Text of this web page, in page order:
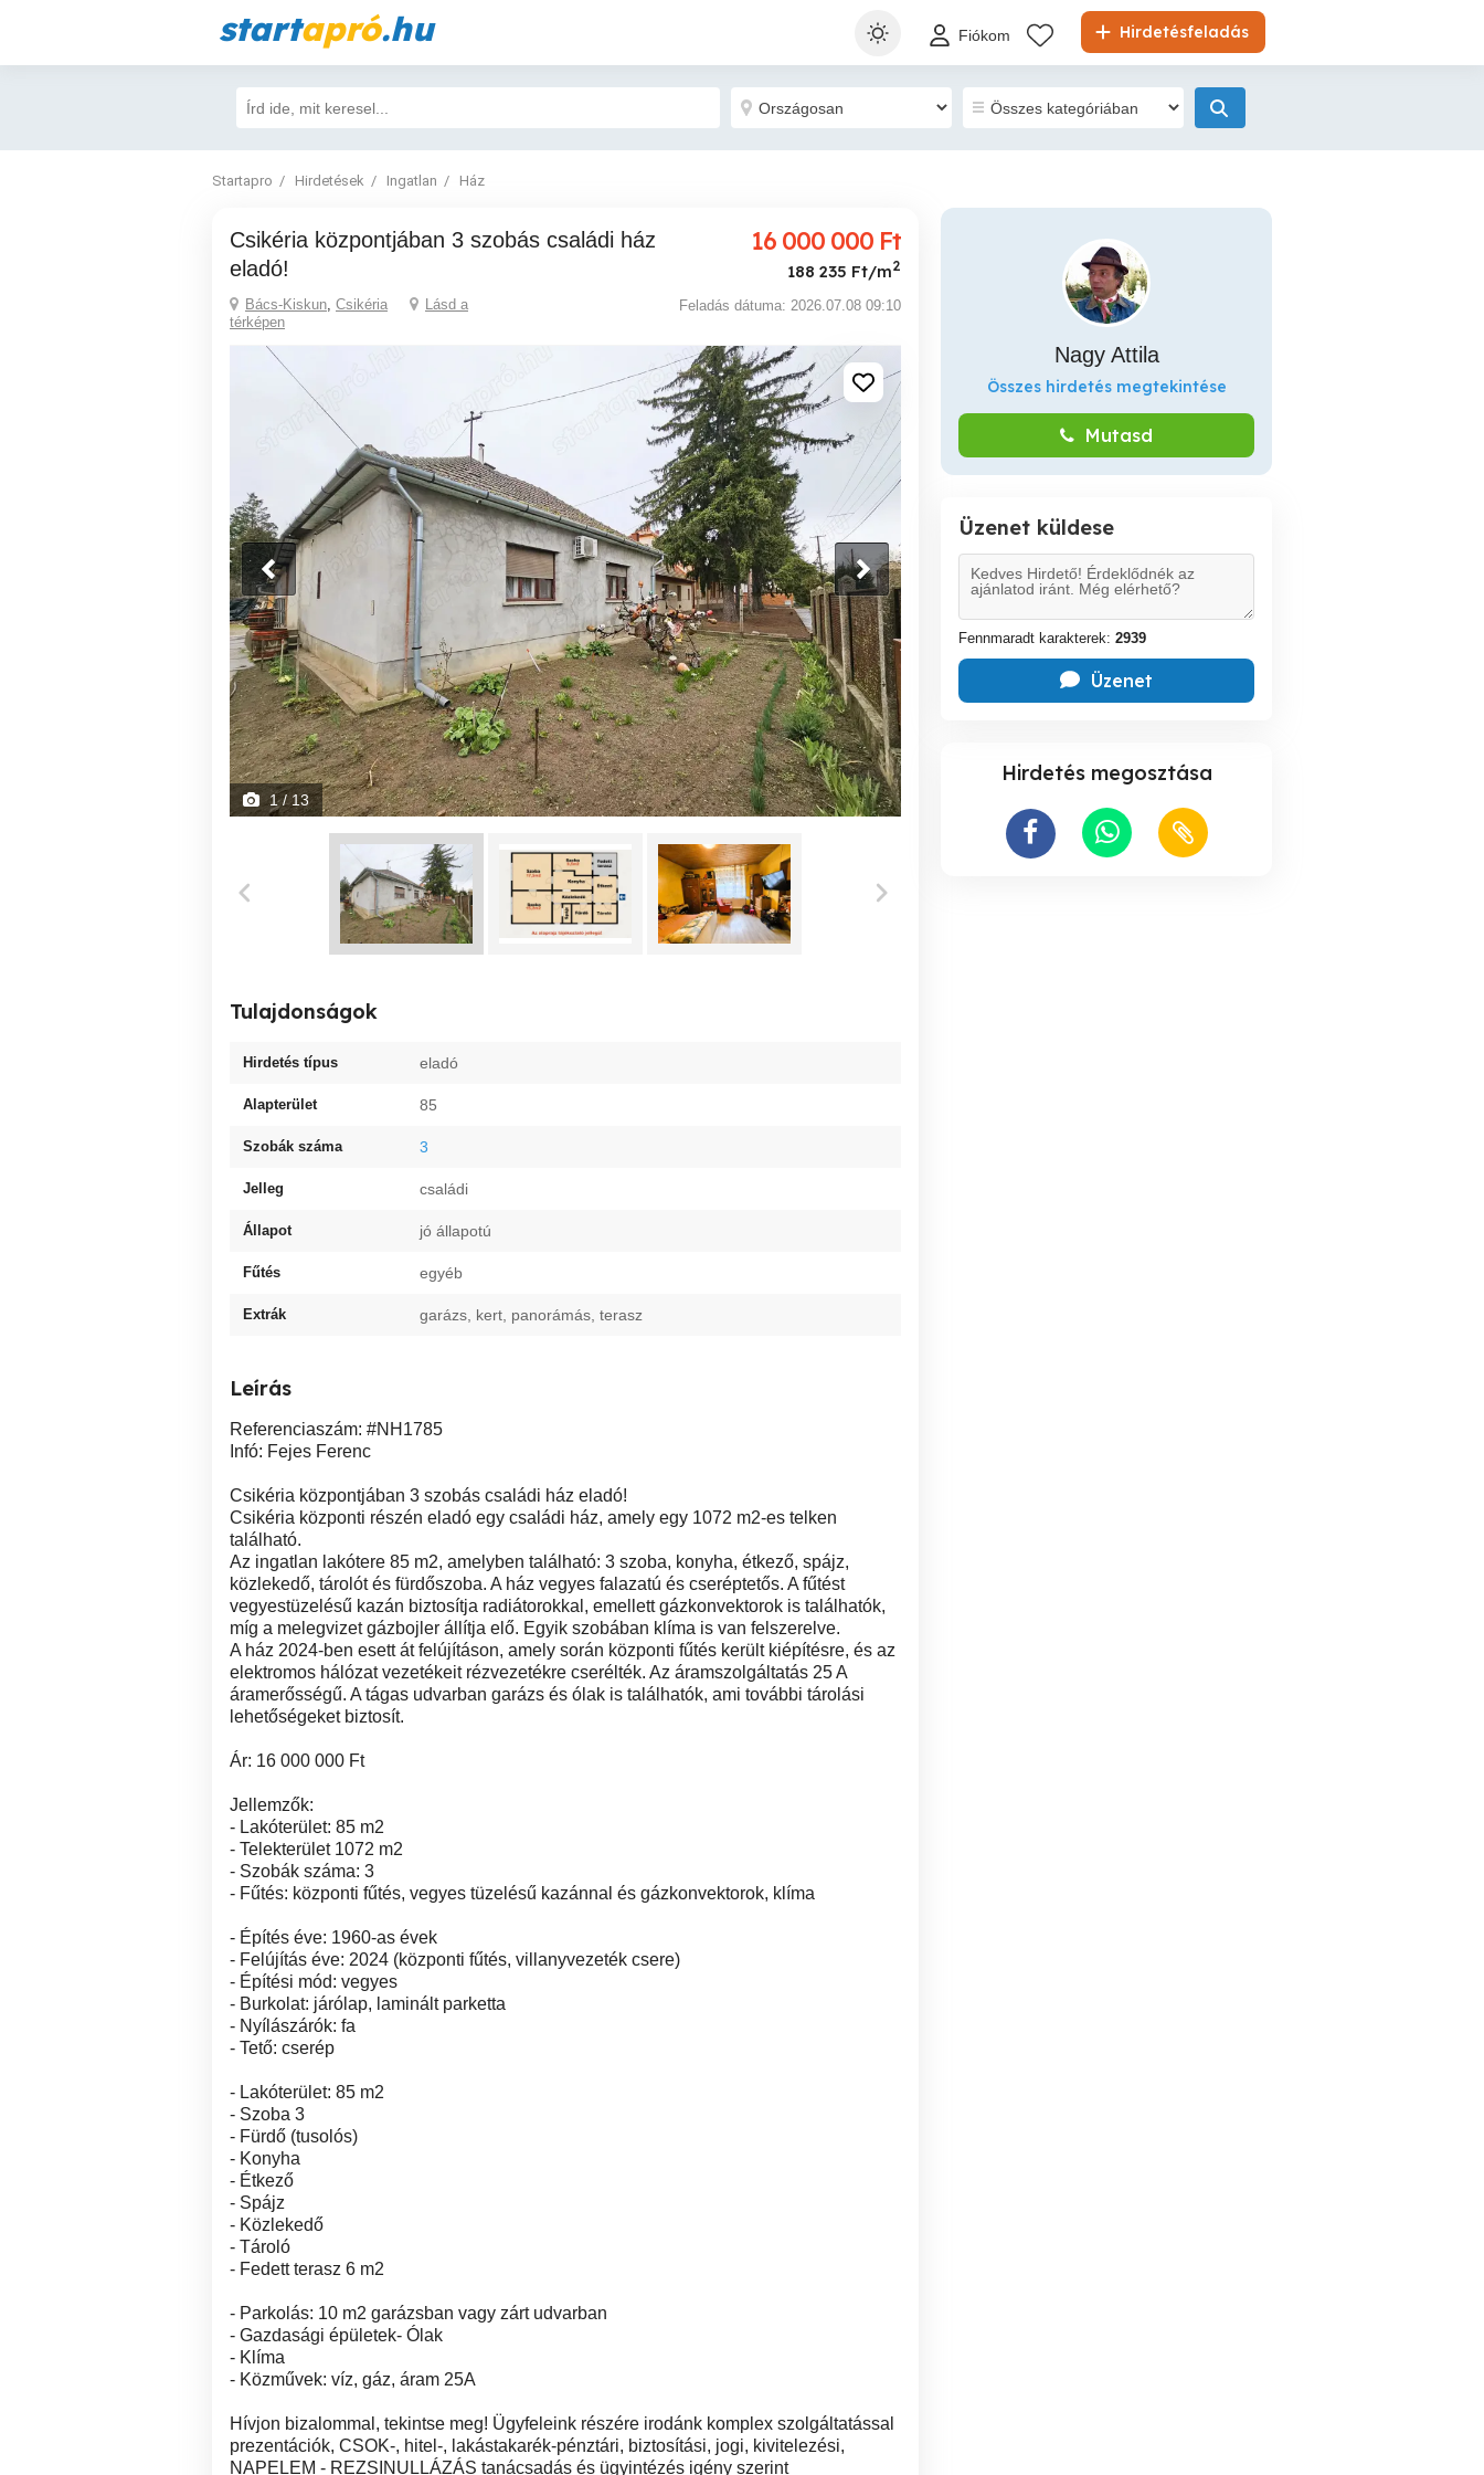
startapró.hu Hirdetésfeladás
Fiókom
Startapro Hirdetések Ingatlan Ház
Csikéria központjában 3 szobás családi ház
eladó!
16 000 000 Ft
188 235 Ft/m2
Bács-Kiskun, Csikéria
Lásd a
térképen
Feladás dátuma: 2026.07.08 09:10
1/ 13
Tulajdonságok
Hirdetés típus eladó
Alapterület 85
Szobák száma 3
Jelleg családi
Állapot jó állapotú
Fűtés egyéb
Extrák garázs, kert, panorámás, terasz
Leírás
Referenciaszám: #NH1785
Infó: Fejes Ferenc
Csikéria központjában 3 szobás családi ház eladó!
Csikéria központi részén eladó egy családi ház, amely egy 1072 m2-es telken
található.
Az ingatlan lakótere 85 m2, amelyben található: 3 szoba, konyha, étkező, spájz,
közlekedő, tárolót és fürdőszoba. A ház vegyes falazatú és cseréptetős. A fűtést
vegyestüzelésű kazán biztosítja radiátorokkal, emellett gázkonvektorok is találhatók,
míg a melegvizet gázbojler állítja elő. Egyik szobában klíma is van felszerelve.
A ház 2024-ben esett át felújításon, amely során központi fűtés került kiépítésre, és az
elektromos hálózat vezetékeit rézvezetékre cserélték. Az áramszolgáltatás 25 A
áramerősségű. A tágas udvarban garázs és ólak is találhatók, ami további tárolási
lehetőségeket biztosít.
Ár: 16 000 000 Ft
Jellemzők:
- Lakóterület: 85 m2
- Telekterület 1072 m2
- Szobák száma: 3
- Fűtés: központi fűtés, vegyes tüzelésű kazánnal és gázkonvektorok, klíma
- Építés éve: 1960-as évek
- Felújítás éve: 2024 (központi fűtés, villanyvezeték csere)
- Építési mód: vegyes
- Burkolat: járólap, laminált parketta
- Nyílászárók: fa
- Tető: cserép
- Lakóterület: 85 m2
- Szoba 3
- Fürdő (tusolós)
- Konyha
- Étkező
- Spájz
- Közlekedő
- Tároló
- Fedett terasz 6 m2
- Parkolás: 10 m2 garázsban vagy zárt udvarban
- Gazdasági épületek- Ólak
- Klíma
- Közművek: víz, gáz, áram 25A
Hívjon bizalommal, tekintse meg! Ügyfeleink részére irodánk komplex szolgáltatással
prezentációk, CSOK-, hitel-, lakástakarék-pénztári, biztosítási, jogi, kivitelezési,
NAPELEM - REZSINULLÁZÁS tanácsadás és ügyintézés igény szerint
Nagy Attila
Összes hirdetés megtekintése
Mutasd
Üzenet küldese
Fennmaradt karakterek: 2939
Üzenet
Hirdetés megosztása